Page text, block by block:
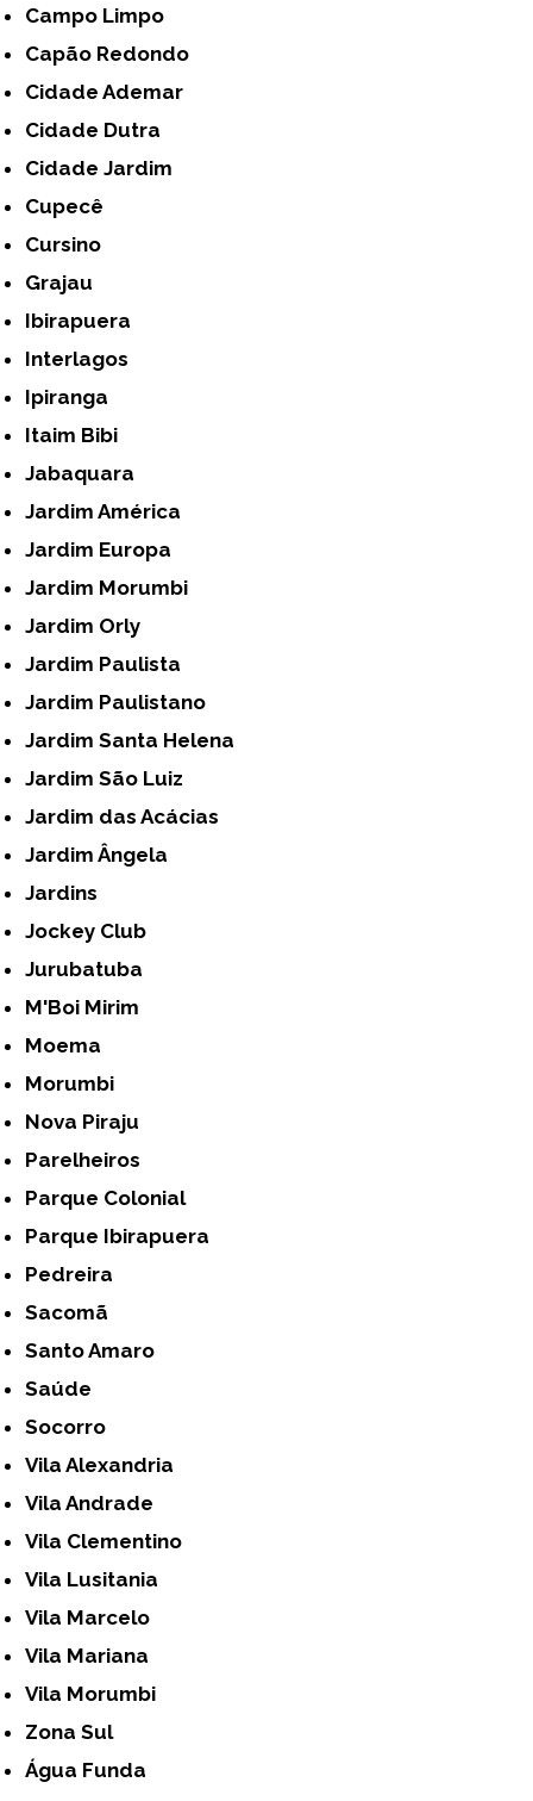
Campo Limpo
Capão Redondo
Cidade Ademar
Cidade Dutra
Cidade Jardim
Cupecê
Cursino
Grajau
Ibirapuera
Interlagos
Ipiranga
Itaim Bibi
Jabaquara
Jardim América
Jardim Europa
Jardim Morumbi
Jardim Orly
Jardim Paulista
Jardim Paulistano
Jardim Santa Helena
Jardim São Luiz
Jardim das Acácias
Jardim Ângela
Jardins
Jockey Club
Jurubatuba
M'Boi Mirim
Moema
Morumbi
Nova Piraju
Parelheiros
Parque Colonial
Parque Ibirapuera
Pedreira
Sacomã
Santo Amaro
Saúde
Socorro
Vila Alexandria
Vila Andrade
Vila Clementino
Vila Lusitania
Vila Marcelo
Vila Mariana
Vila Morumbi
Zona Sul
Água Funda